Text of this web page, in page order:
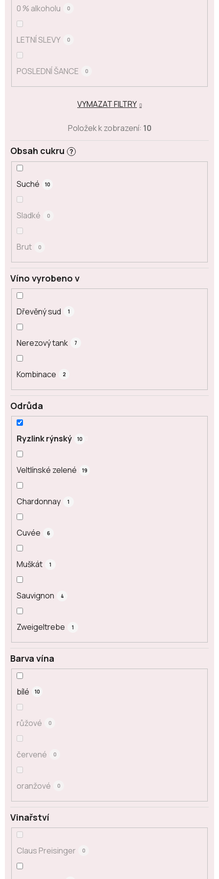
0 % alkoholu 0
LETNÍ SLEVY 0
POSLEDNÍ ŠANCE 0
Odrůda
Ryzlink rýnský 10
Veltlínské zelené 19
Chardonnay 1
Cuvée 6
Muškát 1
Sauvignon 4
Zweigeltrebe 1
Barva vína
bílé 10
růžové 0
červené 0
oranžové 0
Vinařství
Claus Preisinger 0
Obsah cukru ?
Suché 10
Sladké 0
Brut 0
Víno vyrobeno v
Dřevěný sud 1
Nerezový tank 7
Kombinace 2
VYMAZAT FILTRY
Položek k zobrazení: 10